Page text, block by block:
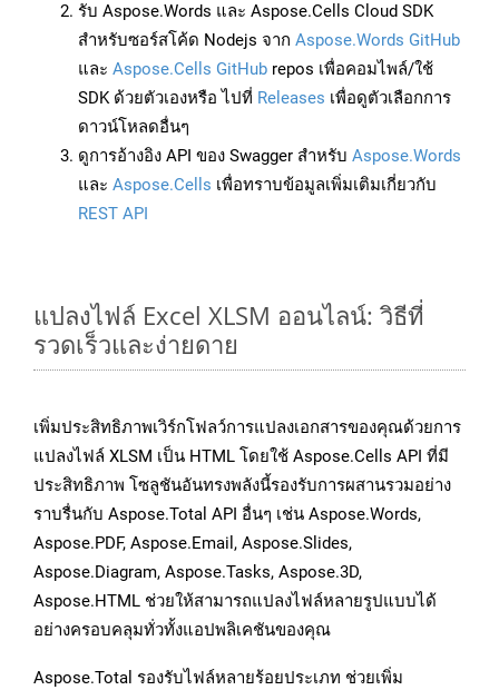
รับ Aspose.Words และ Aspose.Cells Cloud SDK
สำหรับซอร์สโค้ด Nodejs จาก Aspose.Words GitHub
และ Aspose.Cells GitHub repos เพื่อคอมไพล์/ใช้
SDK ด้วยตัวเองหรือ ไปที่ Releases เพื่อดูตัวเลือกการ
ดาวน์โหลดอื่นๆ
ดูการอ้างอิง API ของ Swagger สำหรับ Aspose.Words
และ Aspose.Cells เพื่อทราบข้อมูลเพิ่มเติมเกี่ยวกับ
REST API
แปลงไฟล์ Excel XLSM ออนไลน์: วิธีที่
รวดเร็วและง่ายดาย
เพิ่มประสิทธิภาพเวิร์กโฟลว์การแปลงเอกสารของคุณด้วยการ
แปลงไฟล์ XLSM เป็น HTML โดยใช้ Aspose.Cells API ที่มี
ประสิทธิภาพ โซลูชันอันทรงพลังนี้รองรับการผสานรวมอย่าง
ราบรื่นกับ Aspose.Total API อื่นๆ เช่น Aspose.Words,
Aspose.PDF, Aspose.Email, Aspose.Slides,
Aspose.Diagram, Aspose.Tasks, Aspose.3D,
Aspose.HTML ช่วยให้สามารถแปลงไฟล์หลายรูปแบบได้
อย่างครอบคลุมทั่วทั้งแอปพลิเคชันของคุณ
Aspose.Total รองรับไฟล์หลายร้อยประเภท ช่วยเพิ่ม